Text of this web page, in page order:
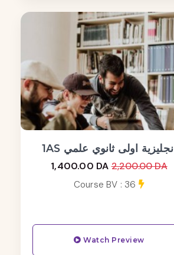
1AS انجليزية اولى ثانوي علمي
1,400.00 DA 2,200.00 DA
Course BV : 36
Watch Preview